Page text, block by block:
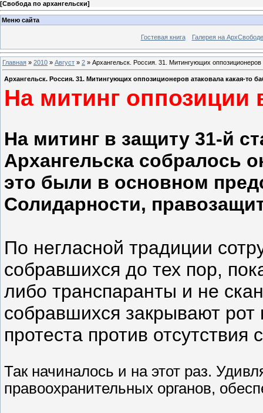
[Свобода по архангельски]
Меню сайта
Гостевая книга Галерея на АрхСвободе
Главная » 2010 » Август » 2 » Архангельск. Россия. 31. Митингующих
Архангельск. Россия. 31. Митингующих оппозиционеров атаковала какая-то
На митинг оппозиции
На митинг в защиту 31-й
Архангельска собралось
это были в основном
Солидарности,
По негласной традиции
собравшихся до тех пор,
либо транспаранты и не
собравшихся закрывают
протеста против отсутствия
Так начиналось и на этот раз.
правоохранительных органов,